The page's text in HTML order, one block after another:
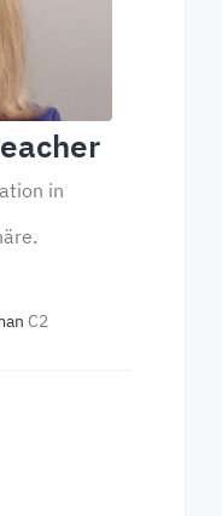
in
C2